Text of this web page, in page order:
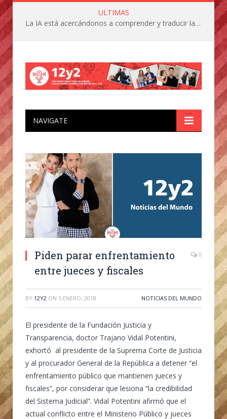
ULTIMAS
La IA está acercándonos a comprender y traducir las vocalizaciones y comportamientos de nuestras mascotas
NAVIGATE
Piden parar enfrentamiento
entre jueces y fiscales
0
BY 12Y2 ON 5 ENERO, 2018 NOTICIAS DEL MUNDO
El presidente de la Fundación Justicia y
Transparencia, doctor Trajano Vidal Potentini,
exhortó al presidente de la Suprema Corte de Justicia
y al procurador General de la República a detener “el
enfrentamiento público que mantienen jueces y
fiscales”, por considerar que lesiona “la credibilidad
del Sistema Judicial”. Vidal Potentini afirmó que el
actual conflicto entre el Ministerio Público y jueces